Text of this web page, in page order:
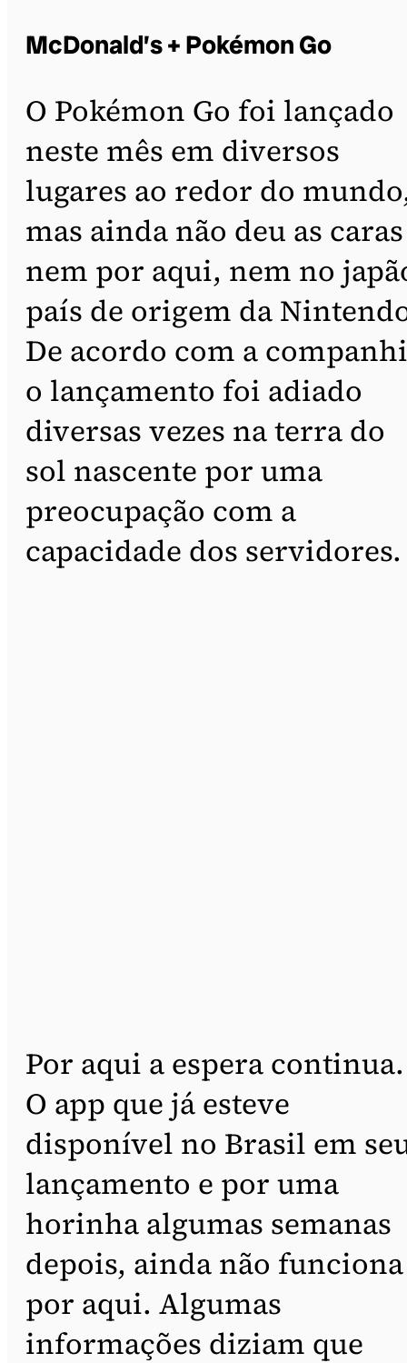
McDonald’s + Pokémon Go
O Pokémon Go foi lançado
neste mês em diversos
lugares ao redor do
mas ainda não deu as caras
nem por aqui, nem no
país de origem da
De acordo com a
o lançamento foi adiado
diversas vezes na terra do
sol nascente por uma
preocupação com a
capacidade dos servidores.
Por aqui a espera continua.
O app que já esteve
disponível no Brasil em
lançamento e por uma
horinha algumas semanas
depois, ainda não funciona
por aqui. Algumas
informações diziam que